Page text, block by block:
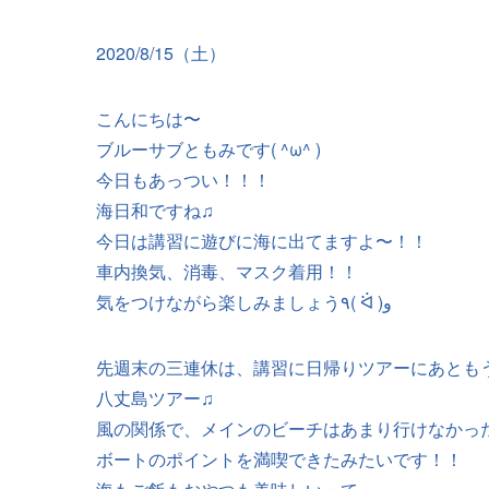
2020/8/15（土）
こんにちは〜
ブルーサブともみです( ^ω^ )
今日もあっつい！！！
海日和ですね♫
今日は講習に遊びに海に出てますよ〜！！
車内換気、消毒、マスク着用！！
気をつけながら楽しみましょう٩( ᐛ )و
先週末の三連休は、講習に日帰りツアーにあとも
八丈島ツアー♫
風の関係で、メインのビーチはあまり行けなかっ
ボートのポイントを満喫できたみたいです！！